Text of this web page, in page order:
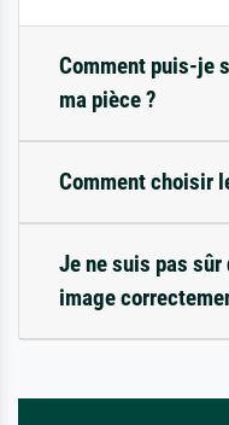
Comment puis-je
ma pièce ?
Comment choisir
Je ne suis pas
image